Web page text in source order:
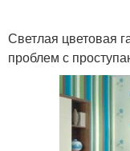
Светлая цветовая
проблем с